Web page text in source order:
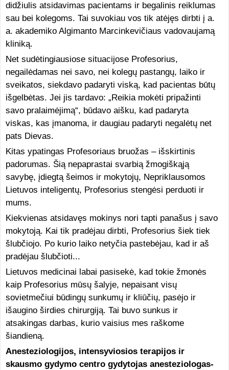
didžiulis atsidavimas pacientams ir begalinis reiklumas
sau bei kolegoms. Tai suvokiau vos tik atėjęs dirbti į a.
a. akademiko Algimanto Marcinkevičiaus vadovaujamą
kliniką.
Net sudėtingiausiose situacijose Profesorius,
negailėdamas nei savo, nei kolegų pastangų, laiko ir
sveikatos, siekdavo padaryti viską, kad pacientas būtų
išgelbėtas. Jei jis tardavo: „Reikia mokėti pripažinti
savo pralaimėjimą“, būdavo aišku, kad padaryta
viskas, kas įmanoma, ir daugiau padaryti negalėtų net
pats Dievas.
Kitas ypatingas Profesoriaus bruožas – išskirtinis
padorumas. Šią nepaprastai svarbią žmogiškąją
savybę, įdiegtą šeimos ir mokytojų, Nepriklausomos
Lietuvos inteligentų, Profesorius stengėsi perduoti ir
mums.
Kiekvienas atsidavęs mokinys nori tapti panašus į savo
mokytoją. Kai tik pradėjau dirbti, Profesorius šiek tiek
šlubčiojo. Po kurio laiko netyčia pastebėjau, kad ir aš
pradėjau šlubčioti...
Lietuvos medicinai labai pasisekė, kad tokie žmonės
kaip Profesorius mūsų šalyje, nepaisant visų
sovietmečiui būdingų sunkumų ir kliūčių, pasėjo ir
išaugino širdies chirurgiją. Tai buvo sunkus ir
atsakingas darbas, kurio vaisius mes raškome
šiandieną.
Anesteziologijos, intensyviosios terapijos ir
skausmo gydymo centro gydytojas anesteziologas-